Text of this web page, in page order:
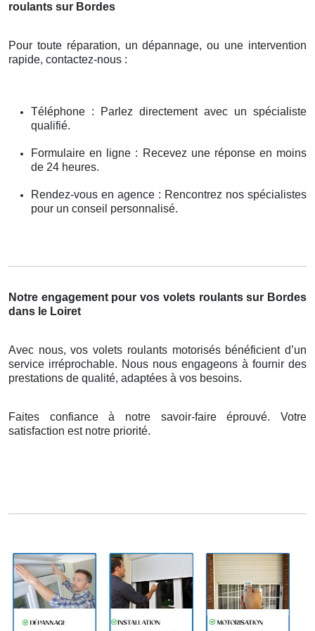
roulants sur Bordes
Pour toute réparation, un dépannage, ou une intervention
rapide, contactez-nous :
Téléphone : Parlez directement avec un spécialiste
qualifié.
Formulaire en ligne : Recevez une réponse en moins
de 24 heures.
Rendez-vous en agence : Rencontrez nos spécialistes
pour un conseil personnalisé.
Notre engagement pour vos volets roulants sur Bordes
dans le Loiret
Avec nous, vos volets roulants motorisés bénéficient d’un
service irréprochable. Nous nous engageons à fournir des
prestations de qualité, adaptées à vos besoins.
Faites confiance à notre savoir-faire éprouvé. Votre
satisfaction est notre priorité.